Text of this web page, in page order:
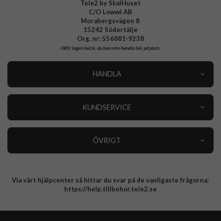
Tele2 by SkalHuset
C/O Lowwi AB
Morabergsvägen 8
15242 Södertälje
Org. nr: 556881-9238
OBS!Ingen butik, du kan inte handla här på plats
HANDLA
KUNDSERVICE
ÖVRIGT
Integritetspolicy
Via vårt hjälpcenter så hittar du svar på de vanligaste frågorna:
https://help.tillbehor.tele2.se